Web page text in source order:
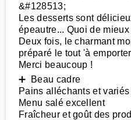
&#128513;
Les desserts sont
épeautre... Quoi de mieux
Deux fois, le charmant
préparé le tout 'à
Merci beaucoup !
➕ Beau cadre
Pains alléchants et
Menu salé excellent
Fraîcheur et goût des